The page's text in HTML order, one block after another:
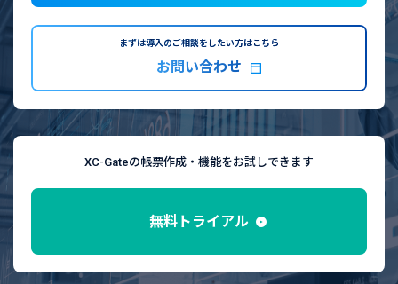
まずは導入のご相談をしたい方はこちら
お問い合わせ
XC-Gateの帳票作成・機能をお試しできます
無料トライアル